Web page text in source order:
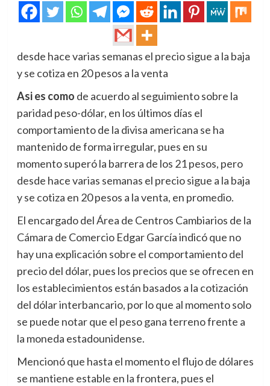
desde hace varias semanas el precio sigue a la baja
y se cotiza en 20 pesos a la venta
Asi es como de acuerdo al seguimiento sobre la
paridad peso-dólar, en los últimos días el
comportamiento de la divisa americana se ha
mantenido de forma irregular, pues en su
momento superó la barrera de los 21 pesos, pero
desde hace varias semanas el precio sigue a la baja
y se cotiza en 20 pesos a la venta, en promedio.
El encargado del Área de Centros Cambiarios de la
Cámara de Comercio Edgar García indicó que no
hay una explicación sobre el comportamiento del
precio del dólar, pues los precios que se ofrecen en
los establecimientos están basados a la cotización
del dólar interbancario, por lo que al momento solo
se puede notar que el peso gana terreno frente a
la moneda estadounidense.
Mencionó que hasta el momento el flujo de dólares
se mantiene estable en la frontera, pues el